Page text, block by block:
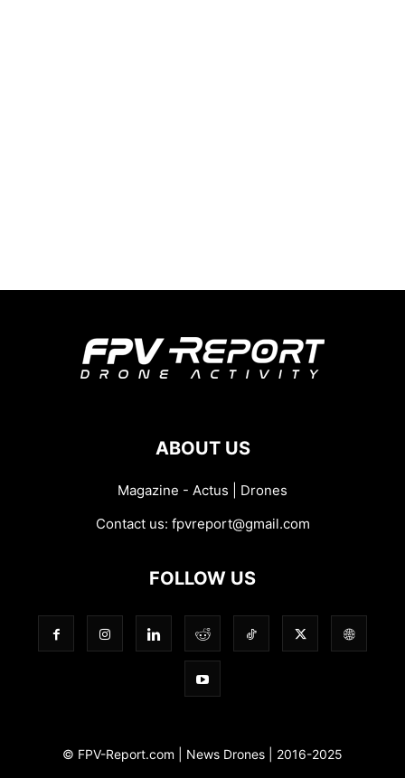
ABOUT US
Magazine - Actus | Drones
Contact us: fpvreport@gmail.com
FOLLOW US
© FPV-Report.com | News Drones | 2016-2025